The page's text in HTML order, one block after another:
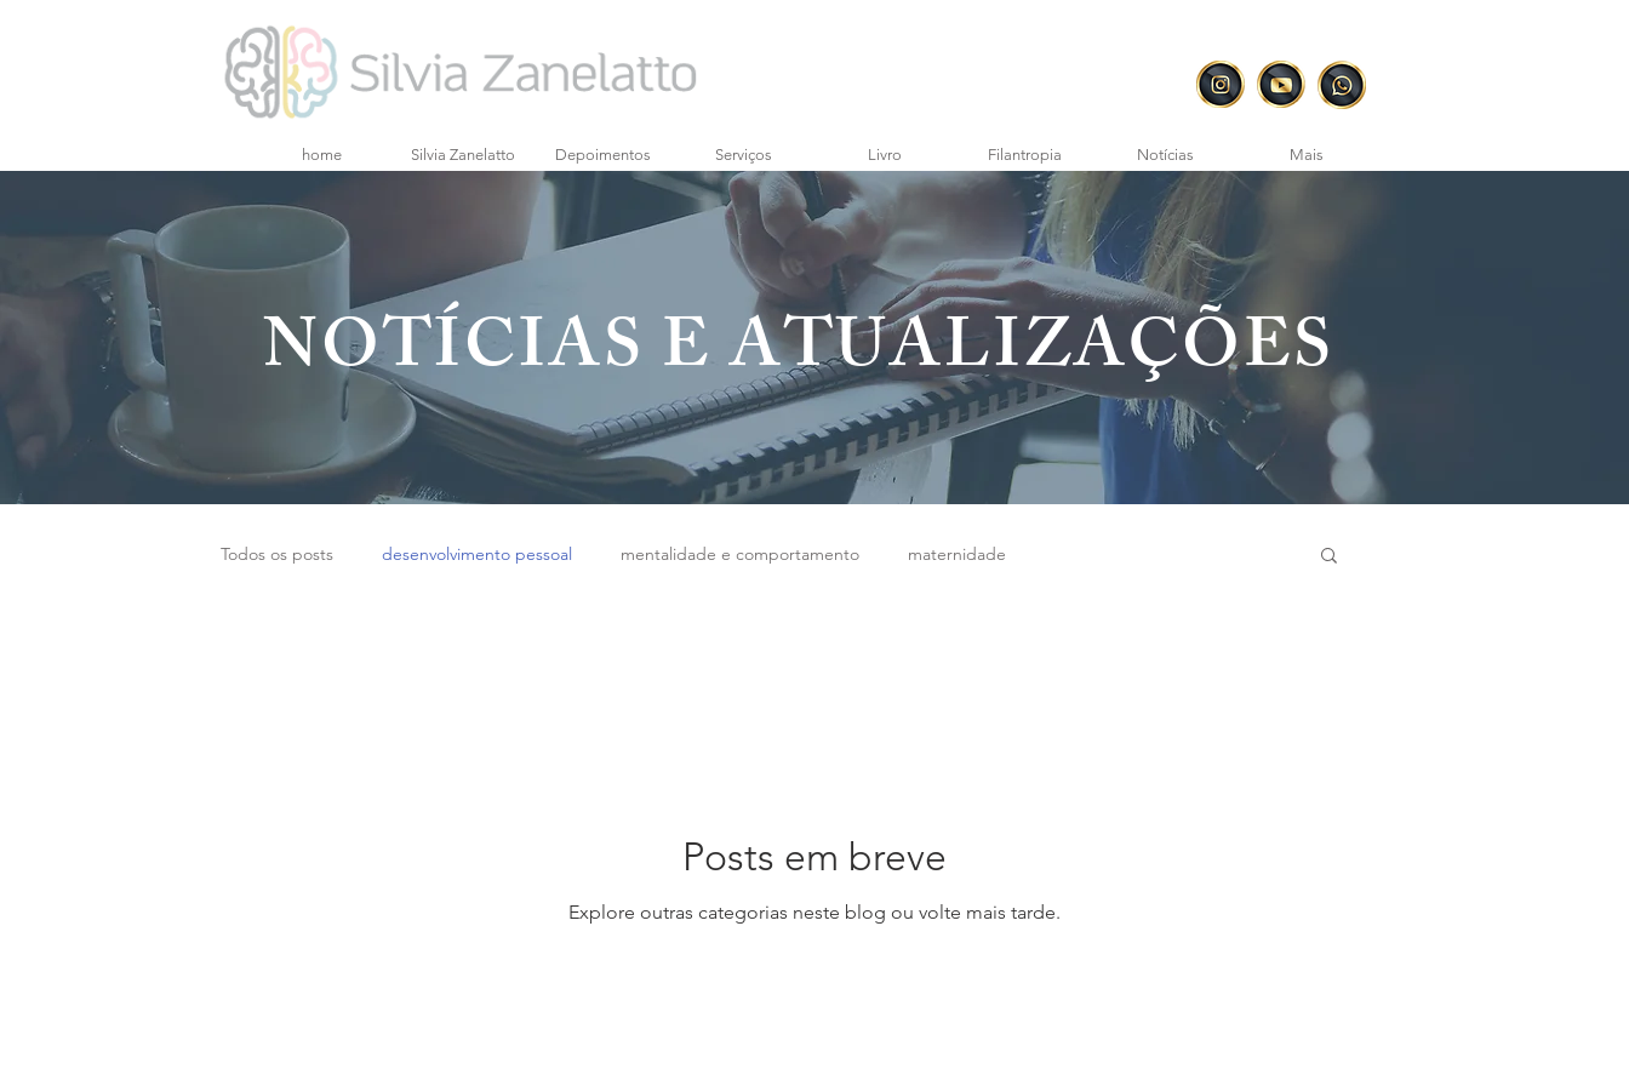
home Silvia Zanelatto Depoimentos Serviços Livro Filantropia Notícias Mais
NOTÍCIAS E ATUALIZAÇÕES
Todos os posts desenvolvimento pessoal mentalidade e comportamento maternidade
Posts em breve
Explore outras categorias neste blog ou volte mais tarde.